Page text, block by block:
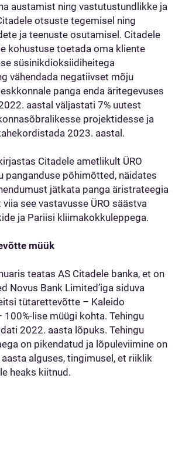
austamist ning vastutustundlikke ja
otsuste tegemisel ning
ja teenuste osutamisel. Citadele
kohustuse toetada oma kliente
süsinikdioksiidiheitega
vähendada negatiivset mõju
panga enda äritegevuses
aastal väljastati 7% uutest
projektidesse ja
2023. aastal.
Citadele ametlikult ÜRO
panganduse põhimõtted, näidates
jätkata panga äristrateegia
see vastavusse ÜRO säästva
ja Pariisi kliimakokkuleppega.
müük
teatas AS Citadele banka, et on
Novus Bank Limited’iga siduva
tütarettevõtte – Kaleido
100%-lise müügi kohta. Tehingu
2022. aasta lõpuks. Tehingu
on pikendatud ja lõpuleviimine on
alguses, tingimusel, et riiklik
heaks kiitnud.